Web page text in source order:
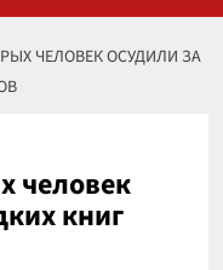
ЧЕЛОВЕК ОСУДИЛИ ЗА
человек
книг